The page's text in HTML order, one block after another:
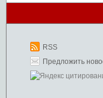
RSS
Предложить